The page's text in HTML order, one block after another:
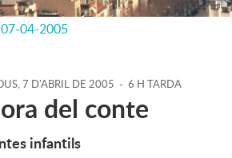
07-04-2005
7 D'ABRIL DE 2005 - 6 H TARDA
del conte
infantils